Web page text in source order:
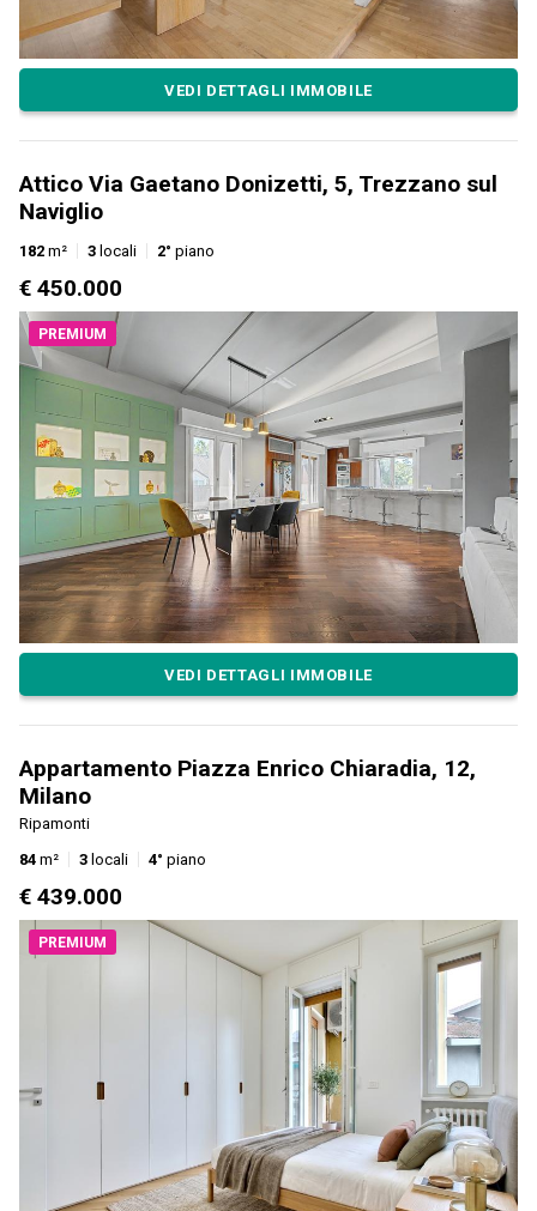
VEDI DETTAGLI IMMOBILE
Attico Via Gaetano Donizetti, 5, Trezzano sul
Naviglio
182 m² 3 locali 2° piano
€ 450.000
PREMIUM
VEDI DETTAGLI IMMOBILE
Appartamento Piazza Enrico Chiaradia, 12,
Milano
Ripamonti
84 m² 3 locali 4° piano
€ 439.000
PREMIUM